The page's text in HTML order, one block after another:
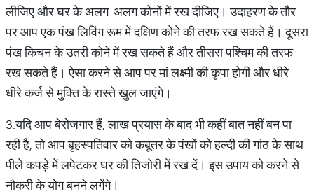
लीजिए और घर के अलग-अलग कोनों में रख दीजिए। उदाहरण के तौर
पर आप एक पंख लिविंग रूम में दक्षिण कोने की तरफ रख सकते हैं। दूसरा
पंख किचन के उतरी कोने में रख सकते हैं और तीसरा पश्चिम की तरफ
रख सकते हैं। ऐसा करने से आप पर मां लक्ष्मी की कृपा होगी और धीरे-
धीरे कर्ज से मुक्ति के रास्ते खुल जाएंगे।
3.यदि आप बेरोजगार हैं, लाख प्रयास के बाद भी कहीं बात नहीं बन पा
रही है, तो आप बृहस्पतिवार को कबूतर के पंखों को हल्दी की गांठ के साथ
पीले कपड़े में लपेटकर घर की तिजोरी में रख दें। इस उपाय को करने से
नौकरी के योग बनने लगेंगे।